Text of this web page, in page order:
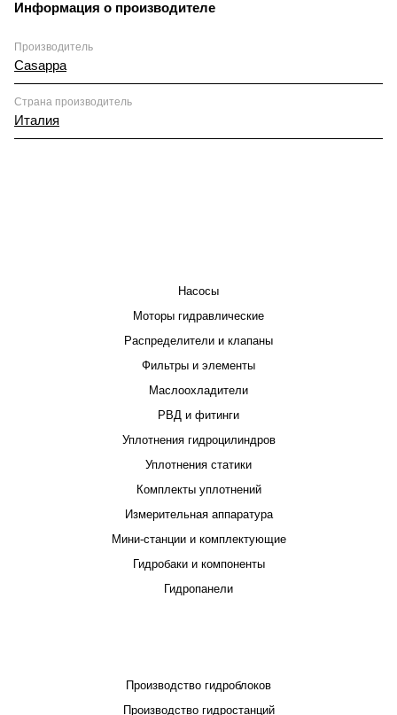
Информация о производителе
Производитель
Casappa
Страна производитель
Италия
Насосы
Моторы гидравлические
Распределители и клапаны
Фильтры и элементы
Маслоохладители
РВД и фитинги
Уплотнения гидроцилиндров
Уплотнения статики
Комплекты уплотнений
Измерительная аппаратура
Мини-станции и комплектующие
Гидробаки и компоненты
Гидропанели
Производство гидроблоков
Производство гидростанций